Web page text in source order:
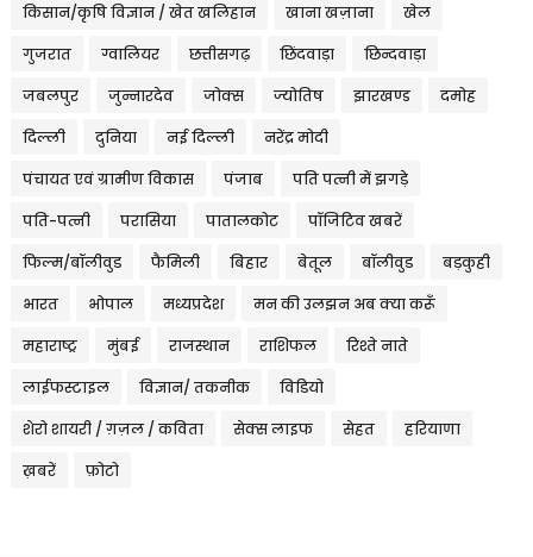
किसान/कृषि विज्ञान / खेत खलिहान खाना खज़ाना खेल
गुजरात ग्वालियर छत्तीसगढ़ छिंदवाड़ा छिन्दवाड़ा
जबलपुर जुन्नारदेव जोक्स ज्योतिष झारखण्ड दमोह
दिल्ली दुनिया नई दिल्ली नरेंद्र मोदी
पंचायत एवं ग्रामीण विकास पंजाब पति पत्नी में झगड़े
पति-पत्नी परासिया पातालकोट पॉजिटिव खबरें
फिल्म/बॉलीवुड फैमिली बिहार बेतूल बॉलीवुड बड़कुही
भारत भोपाल मध्यप्रदेश मन की उलझन अब क्या करूँ
महाराष्ट्र मुंबई राजस्थान राशिफल रिश्ते नाते
लाईफस्टाइल विज्ञान/ तकनीक विडियो
शेरो शायरी / ग़ज़ल / कविता सेक्स लाइफ सेहत हरियाणा
ख़बरें फ़ोटो